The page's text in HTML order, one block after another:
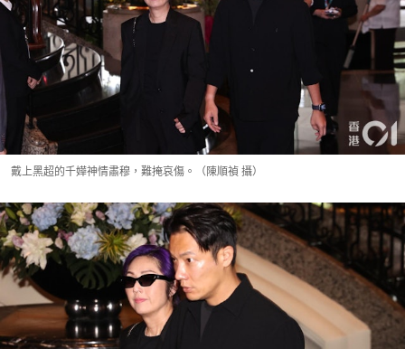
戴上黑超的千嬅神情肅穆，難掩哀傷。（陳順禎 攝）